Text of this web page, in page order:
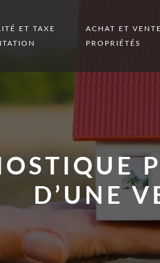
ET TAXE
ACHAT ET
PROPRIÉTÉS
D’UNE